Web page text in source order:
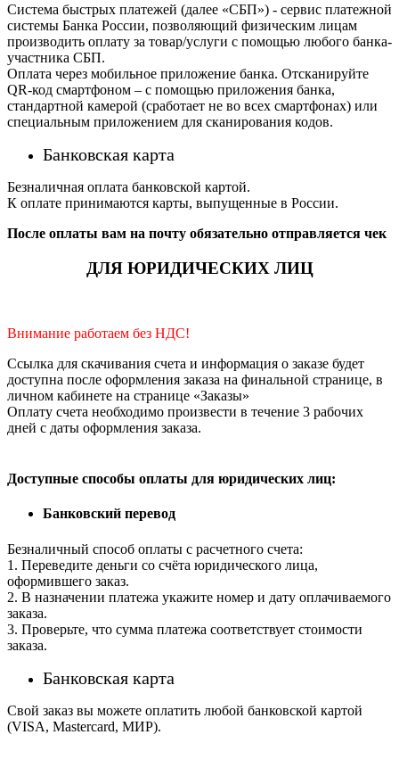
Система быстрых платежей (далее «СБП») - сервис платежной
системы Банка России, позволяющий физическим лицам
производить оплату за товар/услуги с помощью любого банка-
участника СБП.
Оплата через мобильное приложение банка. Отсканируйте
QR-код смартфоном – с помощью приложения банка,
стандартной камерой (сработает не во всех смартфонах) или
специальным приложением для сканирования кодов.
Банковская карта
Безналичная оплата банковской картой.
К оплате принимаются карты, выпущенные в России.
После оплаты вам на почту обязательно отправляется чек
ДЛЯ ЮРИДИЧЕСКИХ ЛИЦ
Внимание работаем без НДС!
Ссылка для скачивания счета и информация о заказе будет
доступна после оформления заказа на финальной странице, в
личном кабинете на странице «Заказы»
Оплату счета необходимо произвести в течение 3 рабочих
дней с даты оформления заказа.
Доступные способы оплаты для юридических лиц:
Банковский перевод
Безналичный способ оплаты с расчетного счета:
1. Переведите деньги со счёта юридического лица,
оформившего заказ.
2. В назначении платежа укажите номер и дату оплачиваемого
заказа.
3. Проверьте, что сумма платежа соответствует стоимости
заказа.
Банковская карта
Свой заказ вы можете оплатить любой банковской картой
(VISA, Mastercard, МИР).